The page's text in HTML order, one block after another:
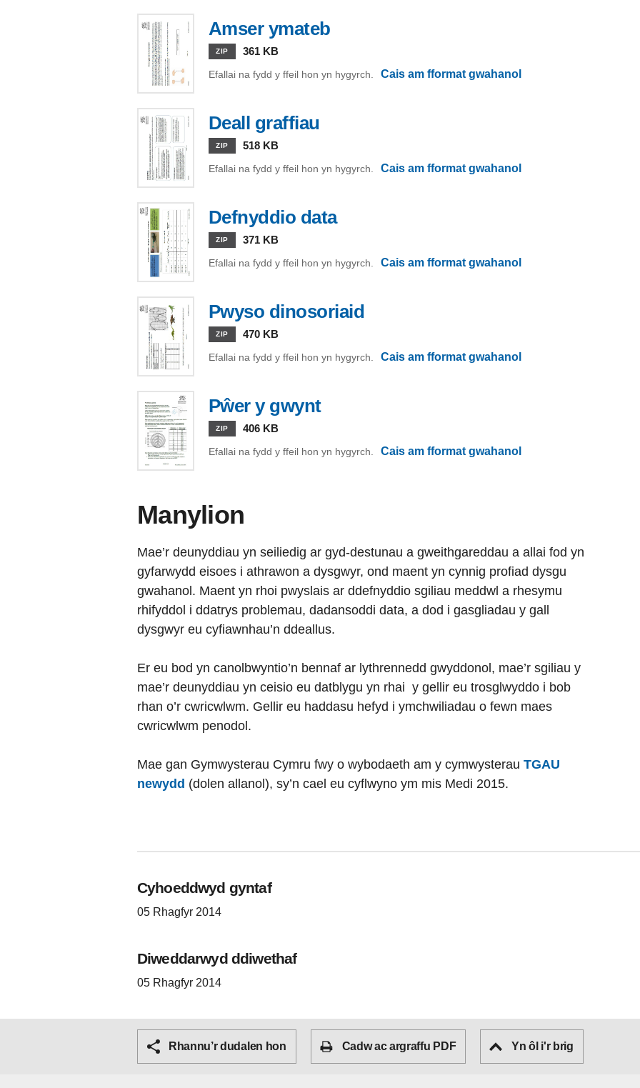
Amser ymateb
ZIP 361 KB
Efallai na fydd y ffeil hon yn hygyrch. Cais am fformat gwahanol
Deall graffiau
ZIP 518 KB
Efallai na fydd y ffeil hon yn hygyrch. Cais am fformat gwahanol
Defnyddio data
ZIP 371 KB
Efallai na fydd y ffeil hon yn hygyrch. Cais am fformat gwahanol
Pwyso dinosoriaid
ZIP 470 KB
Efallai na fydd y ffeil hon yn hygyrch. Cais am fformat gwahanol
Pŵer y gwynt
ZIP 406 KB
Efallai na fydd y ffeil hon yn hygyrch. Cais am fformat gwahanol
Manylion
Mae’r deunyddiau yn seiliedig ar gyd-destunau a gweithgareddau a allai fod yn
gyfarwydd eisoes i athrawon a dysgwyr, ond maent yn cynnig profiad dysgu
gwahanol. Maent yn rhoi pwyslais ar ddefnyddio sgiliau meddwl a rhesymu
rhifyddol i ddatrys problemau, dadansoddi data, a dod i gasgliadau y gall
dysgwyr eu cyfiawnhau’n ddeallus.
Er eu bod yn canolbwyntio’n bennaf ar lythrennedd gwyddonol, mae’r sgiliau y
mae’r deunyddiau yn ceisio eu datblygu yn rhai y gellir eu trosglwyddo i bob
rhan o’r cwricwlwm. Gellir eu haddasu hefyd i ymchwiliadau o fewn maes
cwricwlwm penodol.
Mae gan Gymwysterau Cymru fwy o wybodaeth am y cymwysterau TGAU
newydd (dolen allanol), sy’n cael eu cyflwyno ym mis Medi 2015.
Cyhoeddwyd gyntaf
05 Rhagfyr 2014
Diweddarwyd ddiwethaf
05 Rhagfyr 2014
Rhannu’r dudalen hon Cadw ac argraffu PDF Yn ôl i'r brig